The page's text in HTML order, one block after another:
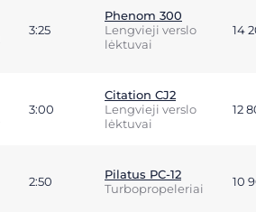
3:25
Phenom 300
Lengvieji verslo
lėktuvai
14
3:00
Citation CJ2
Lengvieji verslo
lėktuvai
12
2:50
Pilatus PC-12
Turbopropeleriai
10